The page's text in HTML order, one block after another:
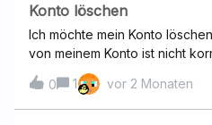
angelegt worden ist. Dadurch
einen leeren Family Account
den laufenden Family
voller Musikbibliothek). Um
mit der Web.de E-Mail-
Konto löschen
Ich möchte mein Konto
von meinem Konto ist nicht
kein Code
0
1 vor 2 Monaten